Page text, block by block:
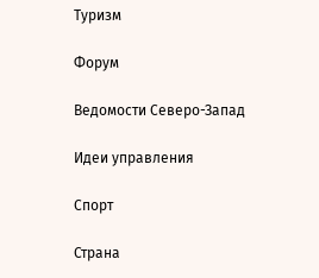
Туризм
Форум
Ведомости Северо-Запад
Идеи управления
Спорт
Страна